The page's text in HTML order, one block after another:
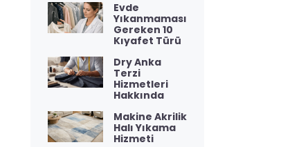
Evde
Yıkanmaması
Gereken 10
Kıyafet Türü
Dry Anka
Terzi
Hizmetleri
Hakkında
Makine Akrilik
Halı Yıkama
Hizmeti